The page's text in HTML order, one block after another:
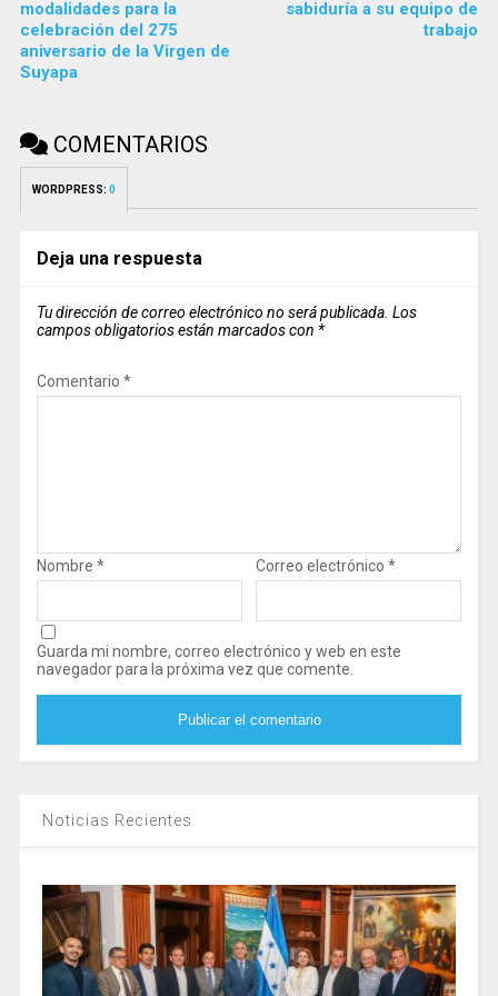
modalidades para la
celebración del 275
aniversario de la Virgen de
Suyapa
sabiduría a su equipo de
trabajo
COMENTARIOS
WORDPRESS: 0
Deja una respuesta
Tu dirección de correo electrónico no será publicada. Los
campos obligatorios están marcados con *
Comentario *
Nombre * Correo electrónico *
Guarda mi nombre, correo electrónico y web en este
navegador para la próxima vez que comente.
Noticias Recientes